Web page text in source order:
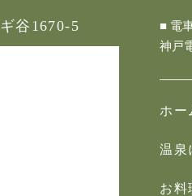
谷1670-5
■ 電
神戸
ホー
温泉
お料